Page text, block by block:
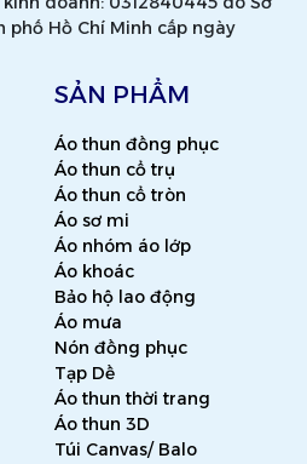
phố Hồ Chí Minh cấp ngày
SẢN PHẨM
Áo thun đồng phục
Áo thun cổ trụ
Áo thun cổ tròn
Áo sơ mi
Áo nhóm áo lớp
Áo khoác
Bảo hộ lao động
Áo mưa
Nón đồng phục
Tạp Dề
Áo thun thời trang
Áo thun 3D
Túi Canvas/ Balo